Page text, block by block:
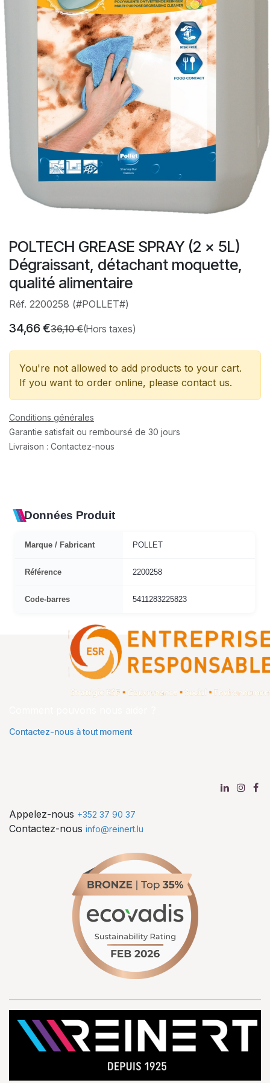
POLTECH GREASE SPRAY (2 x 5L)
Dégraissant, détachant moquette,
qualité alimentaire
Réf. 2200258 (#POLLET#)
34,66 €36,10€(Hors taxes)
You're not allowed to add products to your cart.
If you want to order online, please contact us.
Conditions générales
Garantie satisfait ou remboursé de 30 jours
Livraison : Contactez-nous
Données Produit
Marque / Fabricant POLLET
Référence 2200258
Code-barres 5411283225823
Contactez-nous à tout moment
Appelez-nous +352 37 90 37
Contactez-nous info@reinert.lu